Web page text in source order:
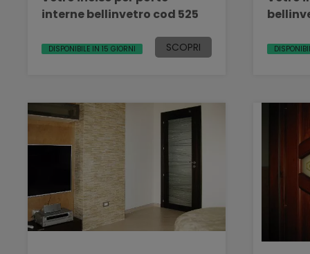
interne bellinvetro cod 525
DISPONIBILE IN 15 GIORNI SCOPRI